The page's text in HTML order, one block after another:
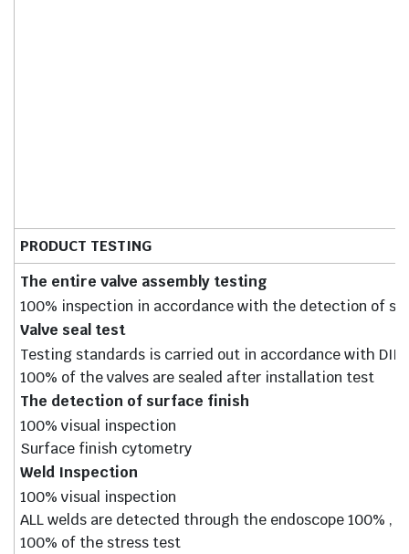
PRODUCT TESTING
The entire valve assembly testing
100% inspection in accordance with the detection of
Valve seal test
Testing standards is carried out in accordance with DIN
100% of the valves are sealed after installation test
The detection of surface finish
100% visual inspection
Surface finish cytometry
Weld Inspection
100% visual inspection
ALL welds are detected through the endoscope 100%
100% of the stress test